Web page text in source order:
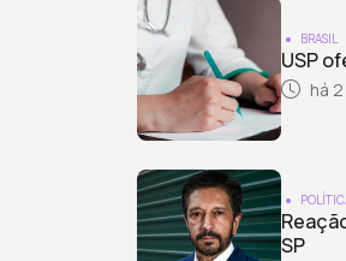
BRASIL
USP
há
SP